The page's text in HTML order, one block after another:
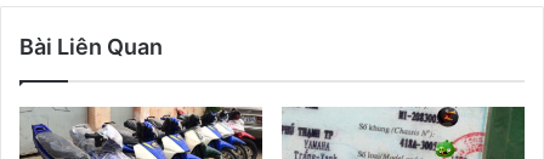
Bài Liên Quan